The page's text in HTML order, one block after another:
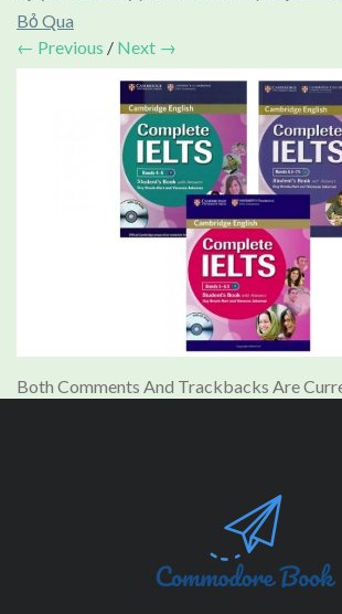
Bỏ Qua
← Previous / Next →
Both Comments And Trackbacks Are